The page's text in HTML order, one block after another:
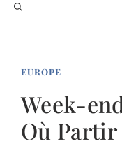
EUROPE
Week-
Où